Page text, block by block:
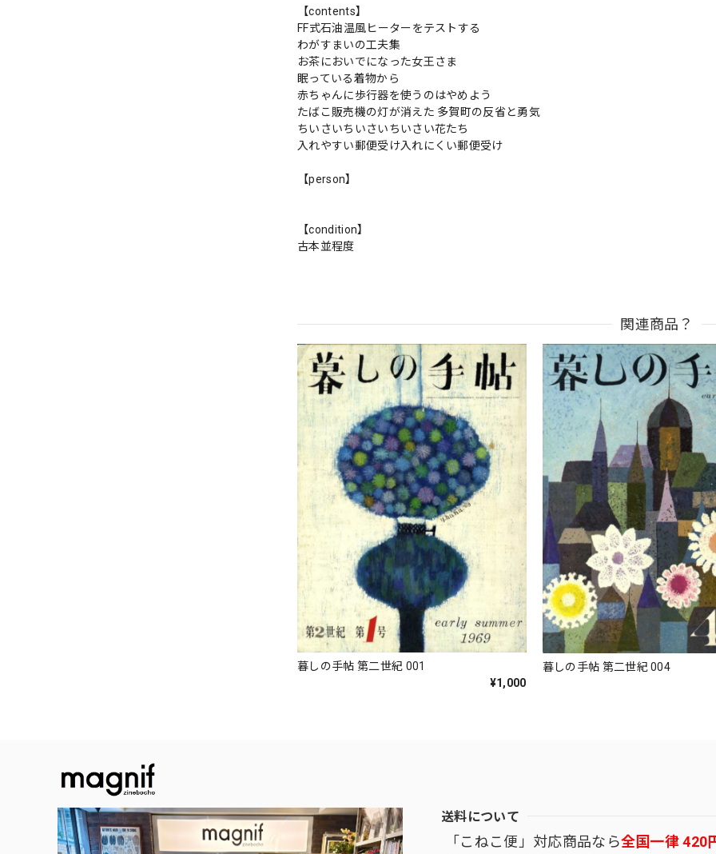
【contents】
FF式石油温風ヒーターをテストする
わがすまいの工夫集
お茶においでになった女王さま
眠っている着物から
赤ちゃんに歩行器を使うのはやめよう
たばこ販売機の灯が消えた 多賀町の反省と勇気
ちいさいちいさいちいさい花たち
入れやすい郵便受け入れにくい郵便受け
【person】
【condition】
古本並程度
関連商品？
暮しの手帖 第二世紀 001
¥1,000
暮しの手帖 第二世紀 004
送料について
「こねこ便」対応商品なら全国一律 420